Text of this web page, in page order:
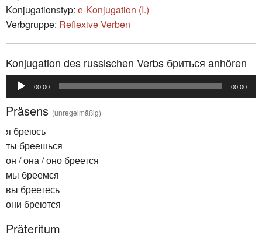
Konjugationstyp: е-Konjugation (I.)
Verbgruppe: Reflexive Verben
Konjugation des russischen Verbs бриться anhören
Audio-
Player
00:00 00:00
Präsens (unregelmäßig)
я бреюсь
ты бреешься
он / она / оно бреется
мы бреемся
вы бреетесь
они бреются
Präteritum